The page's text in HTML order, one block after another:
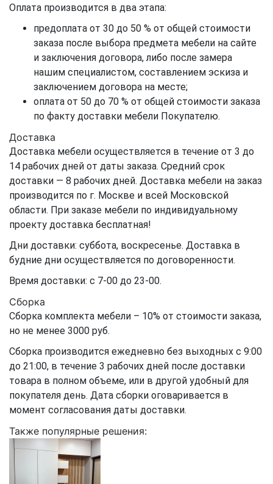
Оплата производится в два этапа:
предоплата от 30 до 50 % от общей стоимости
заказа после выбора предмета мебели на сайте
и заключения договора, либо после замера
нашим специалистом, составлением эскиза и
заключением договора на месте;
оплата от 50 до 70 % от общей стоимости заказа
по факту доставки мебели Покупателю.
Доставка
Доставка мебели осуществляется в течение от 3 до
14 рабочих дней от даты заказа. Средний срок
доставки — 8 рабочих дней. Доставка мебели на заказ
производится по г. Москве и всей Московской
области. При заказе мебели по индивидуальному
проекту доставка бесплатная!
Дни доставки: суббота, воскресенье. Доставка в
будние дни осуществляется по договоренности.
Время доставки: с 7-00 до 23-00.
Сборка
Сборка комплекта мебели – 10% от стоимости заказа,
но не менее 3000 руб.
Сборка производится ежедневно без выходных с 9:00
до 21:00, в течение 3 рабочих дней после доставки
товара в полном объеме, или в другой удобный для
покупателя день. Дата сборки оговаривается в
момент согласования даты доставки.
Также популярные решения: